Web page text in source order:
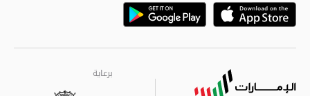
Google
Playstore
برعاية